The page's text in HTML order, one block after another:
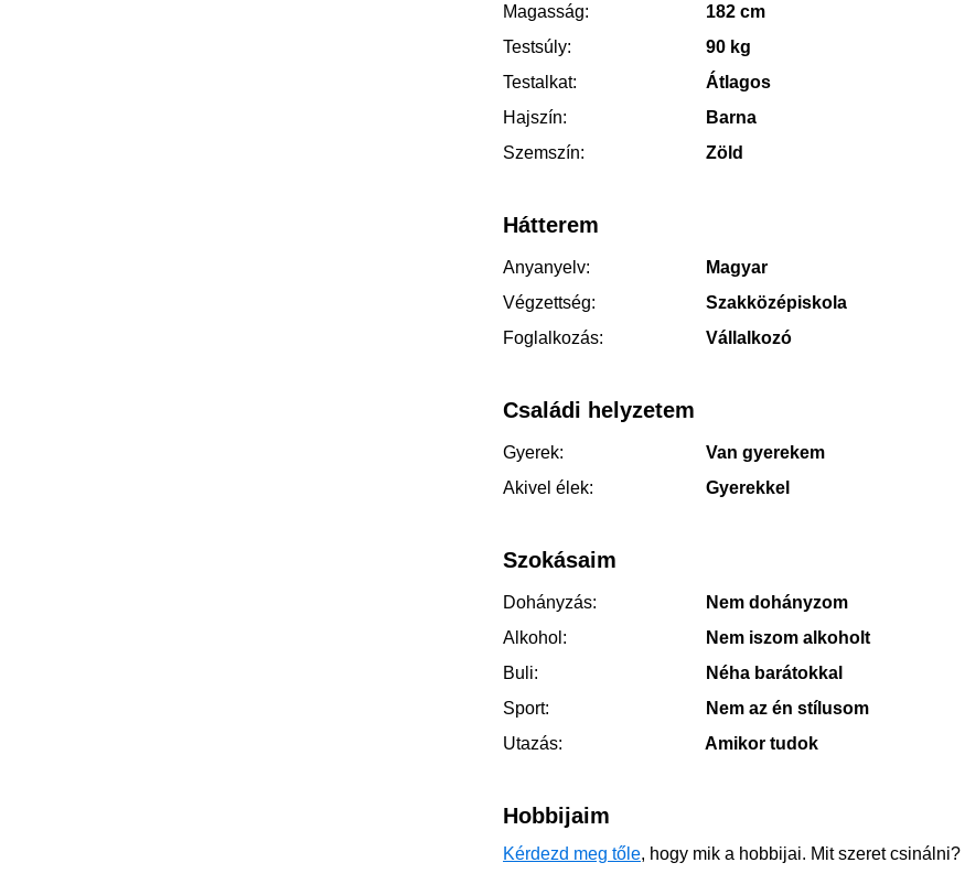
Magasság:
182 cm
Testsúly:
90 kg
Testalkat:
Átlagos
Hajszín:
Barna
Szemszín:
Zöld
Hátterem
Anyanyelv:
Magyar
Végzettség:
Szakközépiskola
Foglalkozás:
Vállalkozó
Családi helyzetem
Gyerek:
Van gyerekem
Akivel élek:
Gyerekkel
Szokásaim
Dohányzás:
Nem dohányzom
Alkohol:
Nem iszom alkoholt
Buli:
Néha barátokkal
Sport:
Nem az én stílusom
Utazás:
Amikor tudok
Hobbijaim
Kérdezd meg tőle, hogy mik a hobbijai. Mit szeret csinálni?